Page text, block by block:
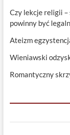
Czy lekcje religii –
powinny być
Ateizm
Wieniawski
Romantyczny